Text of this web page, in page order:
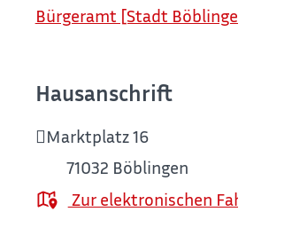
Bürgeramt [Stadt Böblingen]
Hausanschrift
Marktplatz 16
71032 Böblingen
Zur elektronischen